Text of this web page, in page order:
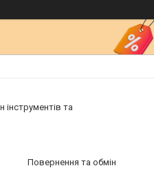
інструментів та
Повернення та обмін